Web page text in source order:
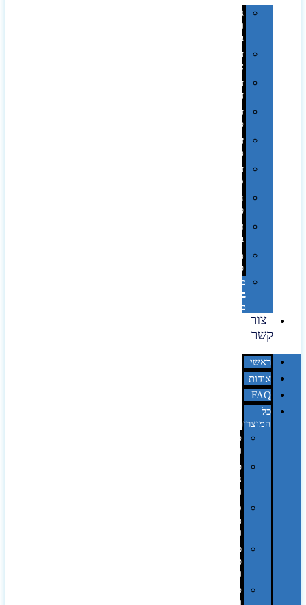
גימורים
והשבחות
בדפוס
דפוס
אופסט
דפוס
דיגיטלי
דפוס
טמפון
דפוס
משי
דפוס
סובלימציה
הדפס
פרוצס
חריטה
בלייזר
מהו
פנטון?
מיתוג
באמצעות
מדבקות
צור
קשר
ראשי
אודות
FAQ
כל
המוצרים
טכנולוגיה
וגאדג'טים
פנאי,
נופש
ונסיעות
סביבת
משרד
ופרימיום
כלים,
פנסים
ורכב
טקסטיל
וחורף